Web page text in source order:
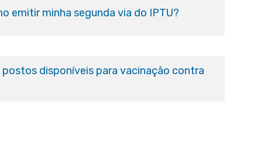
emitir minha segunda via do IPTU?
disponíveis para vacinação contra